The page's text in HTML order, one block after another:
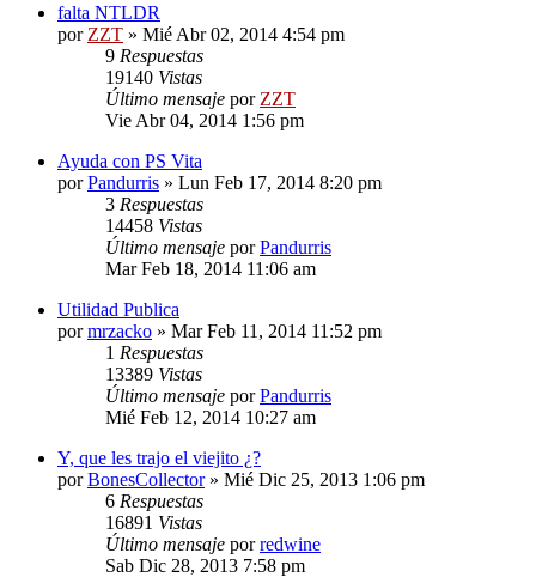
falta NTLDR
por ZZT » Mié Abr 02, 2014 4:54 pm
9 Respuestas
19140 Vistas
Último mensaje por ZZT
Vie Abr 04, 2014 1:56 pm
Ayuda con PS Vita
porPandurris » Lun Feb 17, 2014 8:20 pm
3 Respuestas
14458 Vistas
Último mensaje porPandurris
Mar Feb 18, 2014 11:06 am
Utilidad Publica
pormrzacko » Mar Feb 11, 2014 11:52 pm
1 Respuestas
13389 Vistas
Último mensaje porPandurris
Mié Feb 12, 2014 10:27 am
Y, que les trajo el viejito ¿?
porBonesCollector» Mié Dic 25, 2013 1:06 pm
6 Respuestas
16891 Vistas
Último mensaje porredwine
Sab Dic 28, 2013 7:58 pm